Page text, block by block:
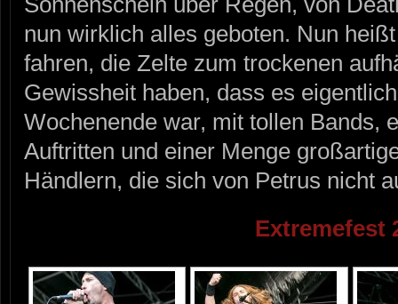
nun wirklich alles geboten. Nun
fahren, die Zelte zum trockenen
Gewissheit haben, dass es
Wochenende war, mit tollen Bands,
Auftritten und einer Menge
Händlern, die sich von Petrus nicht
Extremefest